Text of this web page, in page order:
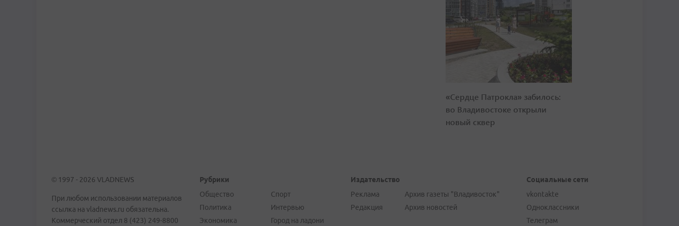
«Сердце Патрокла» забилось:
во Владивостоке открыли
новый сквер
© 1997 - 2026 VLADNEWS
При любом использовании материалов
ссылка на vladnews.ru обязательна.
Коммерческий отдел 8 (423) 249-8800
Рубрики
Общество
Политика
Экономика
Спорт
Интервью
Город на ладони
Издательство
Реклама
Редакция
Архив газеты "Владивосток"
Архив новостей
Социальные сети
vkontakte
Одноклассники
Телеграм